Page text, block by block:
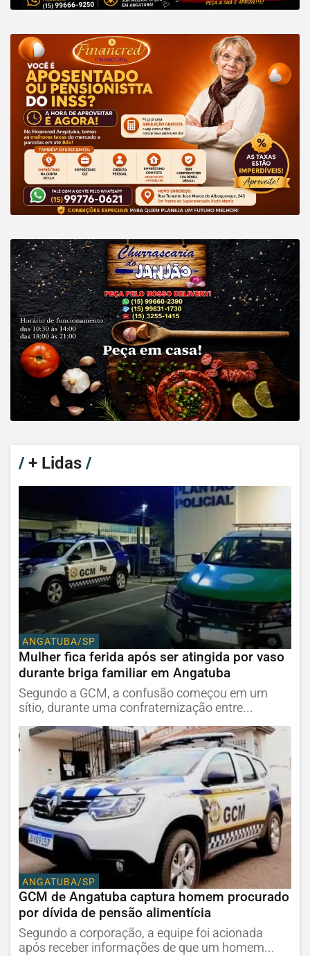
/+ Lidas /
ANGATUBA/SP
Mulher fica ferida após ser atingida por vaso
durante briga familiar em Angatuba
Segundo a GCM, a confusão começou em um
sítio, durante uma confraternização entre...
ANGATUBA/SP
GCM de Angatuba captura homem procurado
por dívida de pensão alimentícia
Segundo a corporação, a equipe foi acionada
após receber informações de que um homem...